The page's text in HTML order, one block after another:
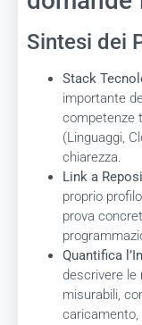
Sintesi dei
Stack
importante
competenze
(Linguaggi,
chiarezza.
Link a
proprio
prova
Quantifica
descrivere le
misurabili,
caricamento,